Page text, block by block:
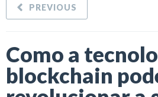
PREVIOUS
Como a
blockchain